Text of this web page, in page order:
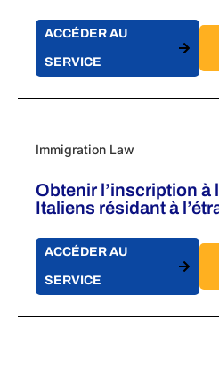
ACCÉDER AU
SERVICE
Immigration Law
Obtenir l’inscription à
Italiens résidant à
ACCÉDER AU
SERVICE